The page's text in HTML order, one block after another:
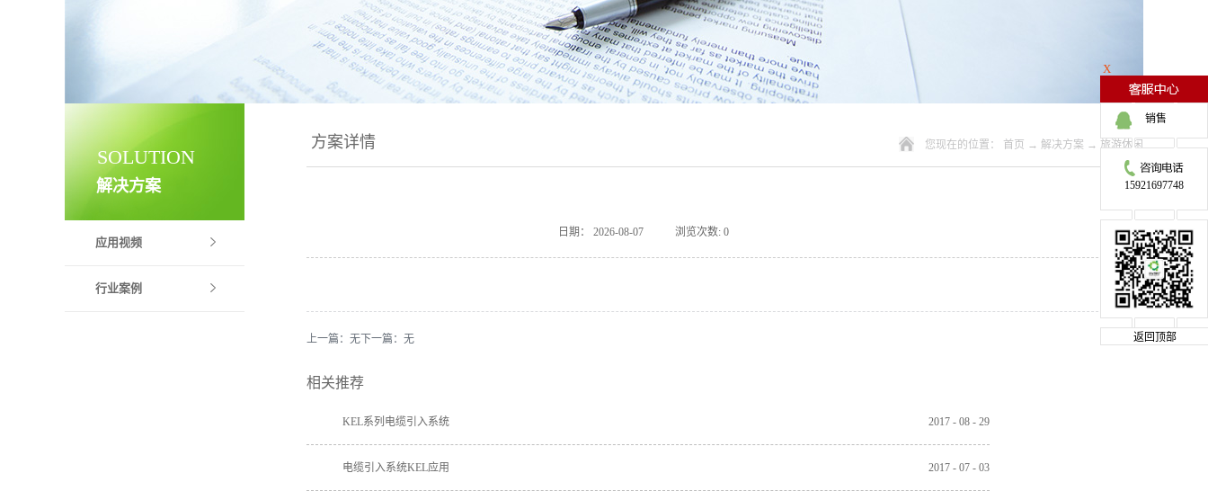
解决方案
SOLUTION
应用视频
行业案例
方案详情 您现在的位置： 首页 → 解决方案 → 旅游休闲
日期： 2026-08-07 浏览次数: 0
上一篇：无 下一篇：无
相关推荐
KEL系列电缆引入系统 2017 - 08 - 29
电缆引入系统KEL应用 2017 - 07 - 03
X
销售
15921697748
返回顶部